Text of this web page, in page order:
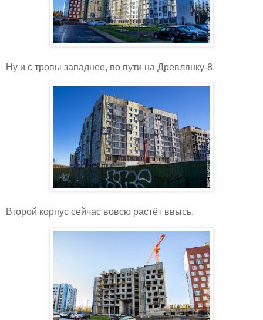
Ну и с тропы западнее, по пути на Древлянку-8.
Второй корпус сейчас вовсю растёт ввысь.